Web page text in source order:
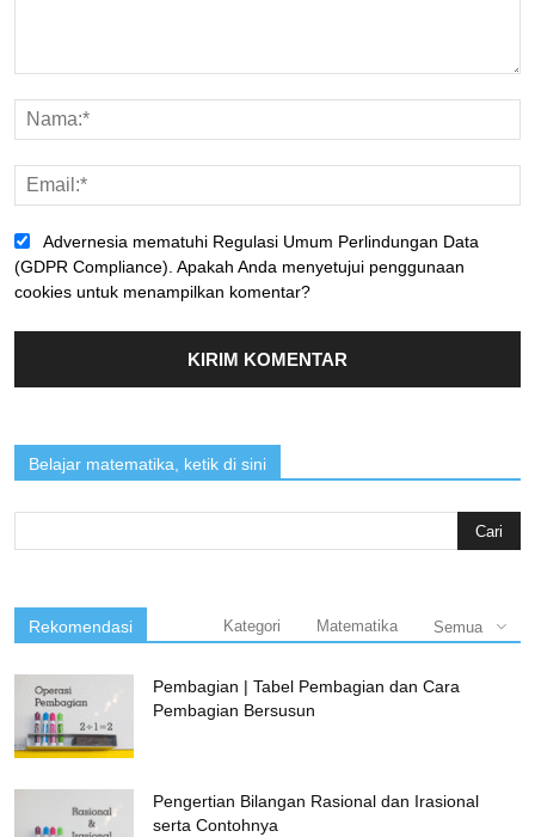
Advernesia mematuhi Regulasi Umum Perlindungan Data
(GDPR Compliance). Apakah Anda menyetujui penggunaan
cookies untuk menampilkan komentar?
Belajar matematika, ketik di sini
for:
Rekomendasi Kategori Matematika Semua
Pembagian | Tabel Pembagian dan Cara
Pembagian Bersusun
Pengertian Bilangan Rasional dan Irasional
serta Contohnya